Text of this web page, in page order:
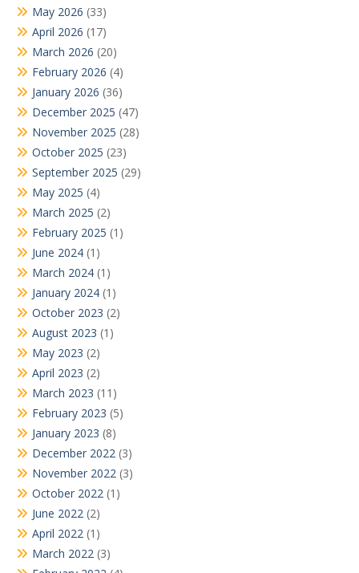
May 2026 (33)
April 2026 (17)
March 2026 (20)
February 2026 (4)
January 2026 (36)
December 2025 (47)
November 2025 (28)
October 2025 (23)
September 2025 (29)
May 2025 (4)
March 2025 (2)
February 2025 (1)
June 2024 (1)
March 2024 (1)
January 2024 (1)
October 2023 (2)
August 2023 (1)
May 2023 (2)
April 2023 (2)
March 2023 (11)
February 2023 (5)
January 2023 (8)
December 2022 (3)
November 2022 (3)
October 2022 (1)
June 2022 (2)
April 2022 (1)
March 2022 (3)